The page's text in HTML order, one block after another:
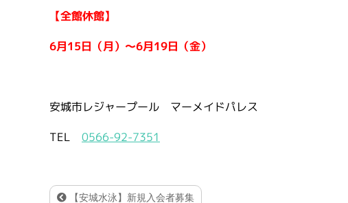
【全館休館】
6月15日（月）～6月19日（金）
安城市レジャープール マーメイドパレス
TEL0566-92-7351
【安城水泳】新規入会者募集